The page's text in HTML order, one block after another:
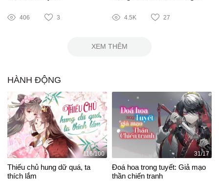
406 3 4.5K 27
XEM THÊM
HÀNH ĐỘNG
116/100
Thiếu chủ hung dữ quá, ta
thích lắm
31/17
Đoá hoa trong tuyết: Giả mạo
thần chiến tranh